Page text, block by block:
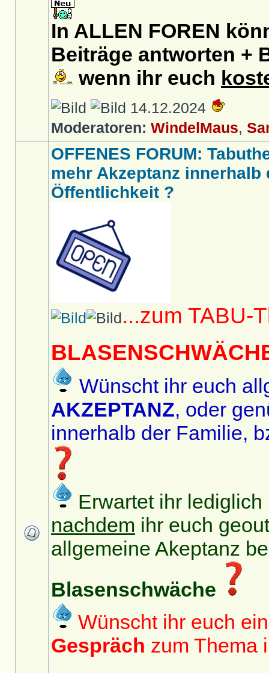
In ALLEN FOREN
Beiträge antworten +
wenn ihr euch
14.12.2024
Moderatoren: WindelMaus,
OFFENES FORUM:
mehr Akzeptanz
Öffentlichkeit ?
...zum TABU-
Wünscht ihr euch
AKZEPTANZ, oder
innerhalb der Familie,
Erwartet ihr lediglich
nachdem ihr euch
allgemeine Akeptanz
Blasenschwäche
Wünscht ihr euch
Gespräch zum Thema